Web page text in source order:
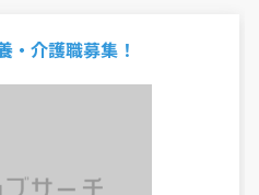
・介護職募集！